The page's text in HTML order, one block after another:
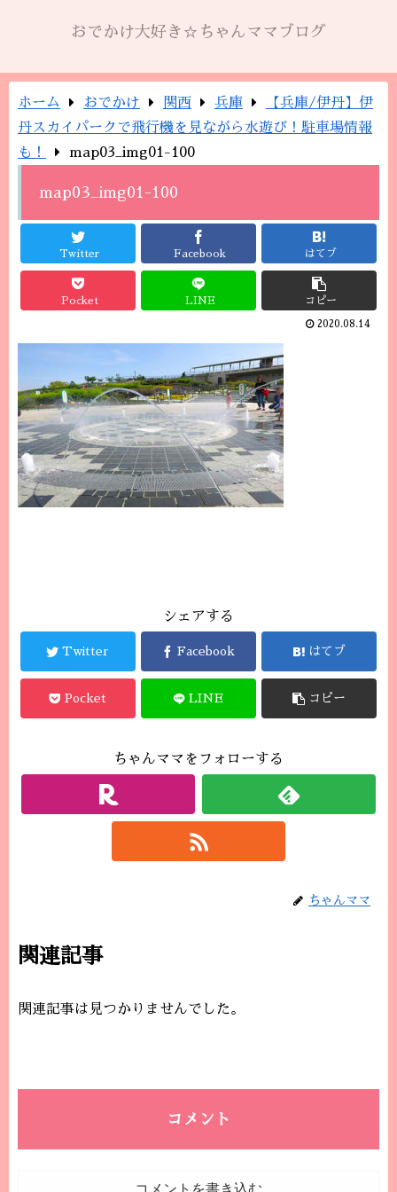
おでかけ大好き☆ちゃんママブログ
ホーム おでかけ 関西 兵庫
【兵庫/伊丹】伊
丹スカイパークで飛行機を見ながら水遊び！駐車場情報
も！
map03_img01-100
map03_img01-100
Twitter Facebook はてブ
Pocket LINE コピー
2020.08.14
シェアする
Twitter Facebook はてブ
Pocket LINE コピー
ちゃんママをフォローする
ちゃんママ
関連記事
関連記事は見つかりませんでした。
コメント
コメントを書き込む